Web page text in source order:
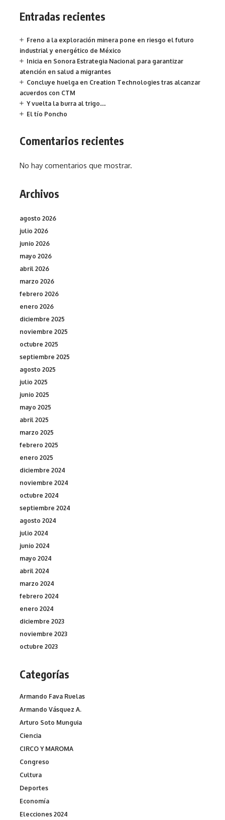
Entradas recientes
Freno a la exploración minera pone en riesgo el futuro
industrial y energético de México
Inicia en Sonora Estrategia Nacional para garantizar
atención en salud a migrantes
Concluye huelga en Creation Technologies tras alcanzar
acuerdos con CTM
Y vuelta la burra al trigo…
El tío Poncho
Comentarios recientes
No hay comentarios que mostrar.
Archivos
agosto 2026
julio 2026
junio 2026
mayo 2026
abril 2026
marzo 2026
febrero 2026
enero 2026
diciembre 2025
noviembre 2025
octubre 2025
septiembre 2025
agosto 2025
julio 2025
junio 2025
mayo 2025
abril 2025
marzo 2025
febrero 2025
enero 2025
diciembre 2024
noviembre 2024
octubre 2024
septiembre 2024
agosto 2024
julio 2024
junio 2024
mayo 2024
abril 2024
marzo 2024
febrero 2024
enero 2024
diciembre 2023
noviembre 2023
octubre 2023
Categorías
Armando Fava Ruelas
Armando Vásquez A.
Arturo Soto Munguia
Ciencia
CIRCO Y MAROMA
Congreso
Cultura
Deportes
Economía
Elecciones 2024